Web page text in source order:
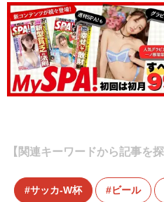
【関連キーワードから記事を探
サッカ-W杯 ビール